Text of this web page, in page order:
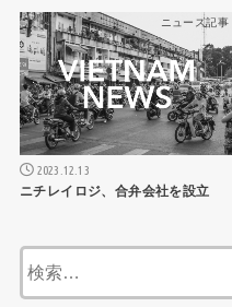
ニュース記事
2023.12.13
ニチレイロジ、合弁会社を設立